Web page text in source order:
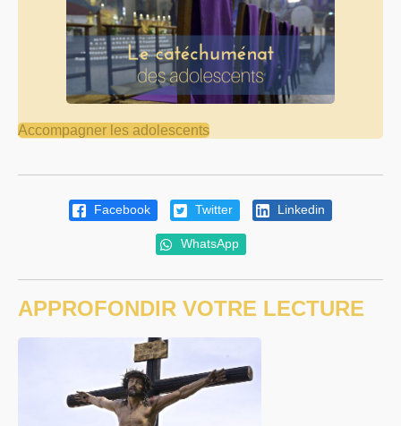
Accompagner les adolescents
Facebook Twitter Linkedin
WhatsApp
APPROFONDIR VOTRE LECTURE